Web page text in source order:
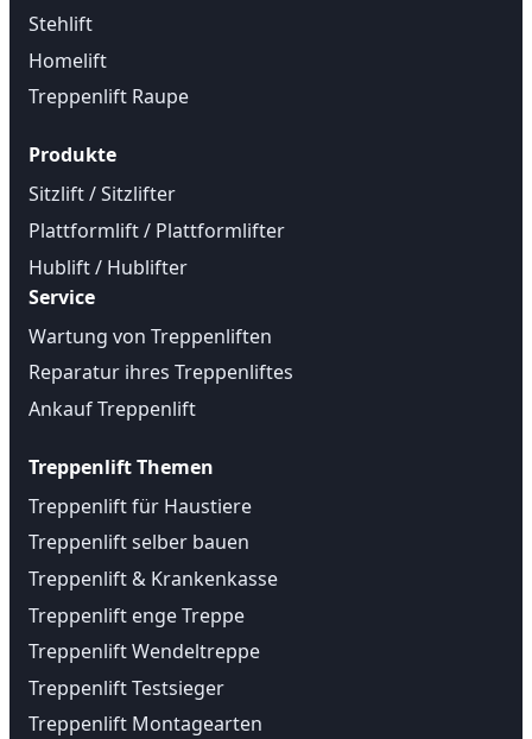
Stehlift
Homelift
Treppenlift Raupe
Produkte
Sitzlift / Sitzlifter
Plattformlift / Plattformlifter
Hublift / Hublifter
Service
Wartung von Treppenliften
Reparatur ihres Treppenliftes
Ankauf Treppenlift
Treppenlift Themen
Treppenlift für Haustiere
Treppenlift selber bauen
Treppenlift & Krankenkasse
Treppenlift enge Treppe
Treppenlift Wendeltreppe
Treppenlift Testsieger
Treppenlift Montagearten